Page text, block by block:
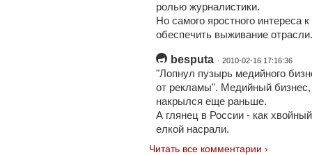
ролью журналистики.
Но самого яростного интереса
обеспечить выживание
besputa · 2010-02-16 17:16:36
"Лопнул пузырь медийного
от рекламы". Медийный
накрылся еще раньше.
А глянец в России - как
елкой насрали.
Читать все комментарии ›